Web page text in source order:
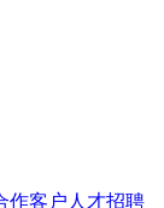
作客户 人才招聘